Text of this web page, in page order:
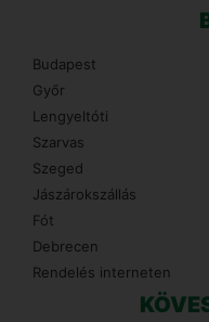
Budapest
Győr
Lengyeltóti
Szarvas
Szeged
Jászárokszállás
Fót
Debrecen
Rendelés interneten